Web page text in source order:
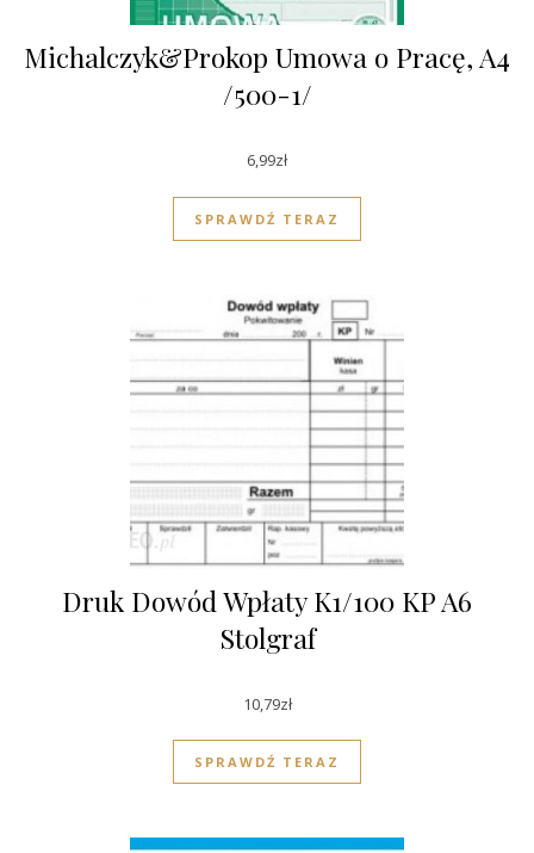
Michalczyk&Prokop Umowa o Pracę, A4
/500-1/
6,99zł
SPRAWDŹ TERAZ
Druk Dowód Wpłaty K1/100 KP A6
Stolgraf
10,79zł
SPRAWDŹ TERAZ